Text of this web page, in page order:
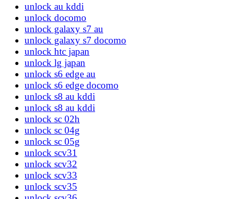
unlock au kddi
unlock docomo
unlock galaxy s7 au
unlock galaxy s7 docomo
unlock htc japan
unlock lg japan
unlock s6 edge au
unlock s6 edge docomo
unlock s8 au kddi
unlock s8 au kddi
unlock sc 02h
unlock sc 04g
unlock sc 05g
unlock scv31
unlock scv32
unlock scv33
unlock scv35